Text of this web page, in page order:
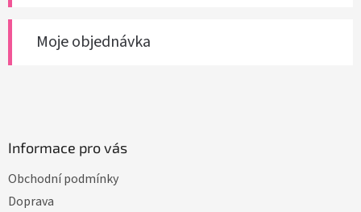
Moje objednávka
Informace pro vás
Obchodní podmínky
Doprava